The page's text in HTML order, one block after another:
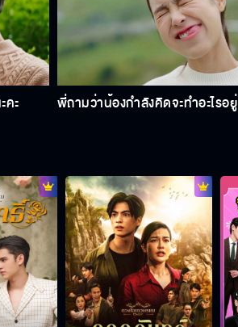
คะ พี่ถามว่าน้องกำลังคิดจะทำอะไรอยู่